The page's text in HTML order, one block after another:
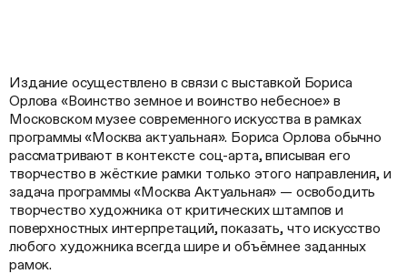
Издание осуществлено в связи с выставкой Бориса
Орлова «Воинство земное и воинство небесное» в
Московском музее современного искусства в рамках
программы «Москва актуальная». Бориса Орлова обычно
рассматривают в контексте соц-арта, вписывая его
творчество в жёсткие рамки только этого направления, и
задача программы «Москва Актуальная» — освободить
творчество художника от критических штампов и
поверхностных интерпретаций, показать, что искусство
любого художника всегда шире и объёмнее заданных
рамок.